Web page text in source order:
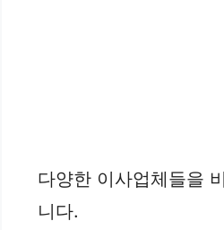
다양한 이사업체들을
니다.